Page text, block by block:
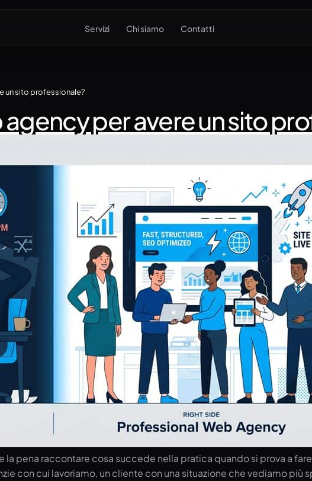
Servizi Chi siamo Contatti
un sito professionale?
per avere un sito
pena raccontare cosa succede nella pratica quando si prova a fare
con cui lavoriamo, un cliente con una situazione che vediamo più